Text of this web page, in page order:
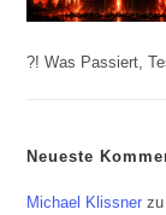
?! Was Passiert,
Neueste
Michael Klissner